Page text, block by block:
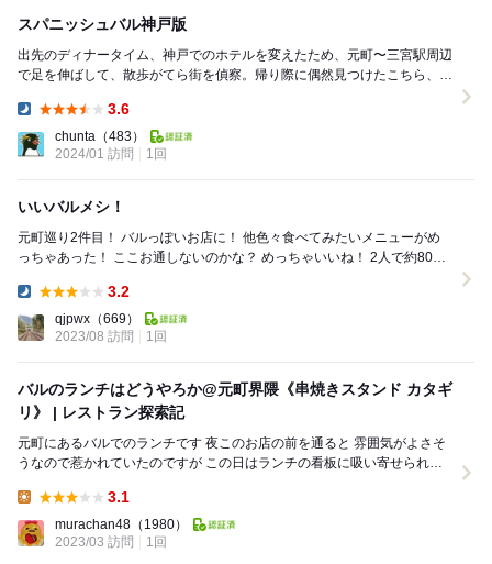
スパニッシュバル神戸版
出先のディナータイム、神戸でのホテルを変えたため、元町〜三宮駅周辺
で足を伸ばして、散歩がてら街を偵察。帰り際に偶然見つけたこちら、新
3.6
chunta （483）
2024/01 訪問
1回
いいバルメシ！
元町巡り2件目！ バルっぽいお店に！ 他色々食べてみたいメニューがめ
っちゃあった！ ここお通しないのかな？ めっちゃいいね！ 2人で約8000
3.2
qjpwx （669）
2023/08 訪問
1回
バルのランチはどうやろか@元町界隈《串焼きスタンド カタギ
リ》 | レストラン探索記
元町にあるバルでのランチです 夜このお店の前を通ると 雰囲気がよさそ
うなので惹かれていたのですが この日はランチの看板に吸い寄せられて
3.1
murachan48 （1980）
2023/03 訪問
1回